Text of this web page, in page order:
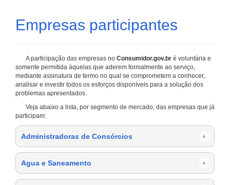
Empresas participantes
A participação das empresas no Consumidor.gov.br é voluntária e
somente permitida àquelas que aderem formalmente ao serviço,
mediante assinatura de termo no qual se comprometem a conhecer,
analisar e investir todos os esforços disponíveis para a solução dos
problemas apresentados.
Veja abaixo a lista, por segmento de mercado, das empresas que já
participam:
Administradoras de Consórcios ›
Agua e Saneamento ›